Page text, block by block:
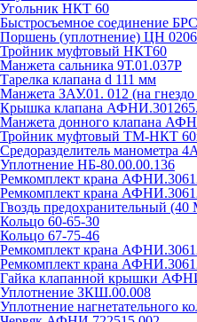
Угольник НКТ 60
Быстросъемное соединение
Поршень (уплотнение) ЦН 0206
Тройник муфтовый НКТ60
Манжета сальника 9Т.01.037Р
Тарелка клапана d 111 мм
Манжета ЗАУ.01. 012 (на гнездо
Крышка клапана
Манжета донного клапана
Тройник муфтовый ТМ-НКТ
Средоразделитель манометра
Уплотнение НБ-80.00.00.136
Ремкомплект крана
Ремкомплект крана
Гвоздь предохранительный
Кольцо 60-65-30
Кольцо 67-75-46
Ремкомплект крана
Ремкомплект крана
Гайка клапанной крышки
Уплотнение ЗКШ.00.008
Уплотнение нагнетательного